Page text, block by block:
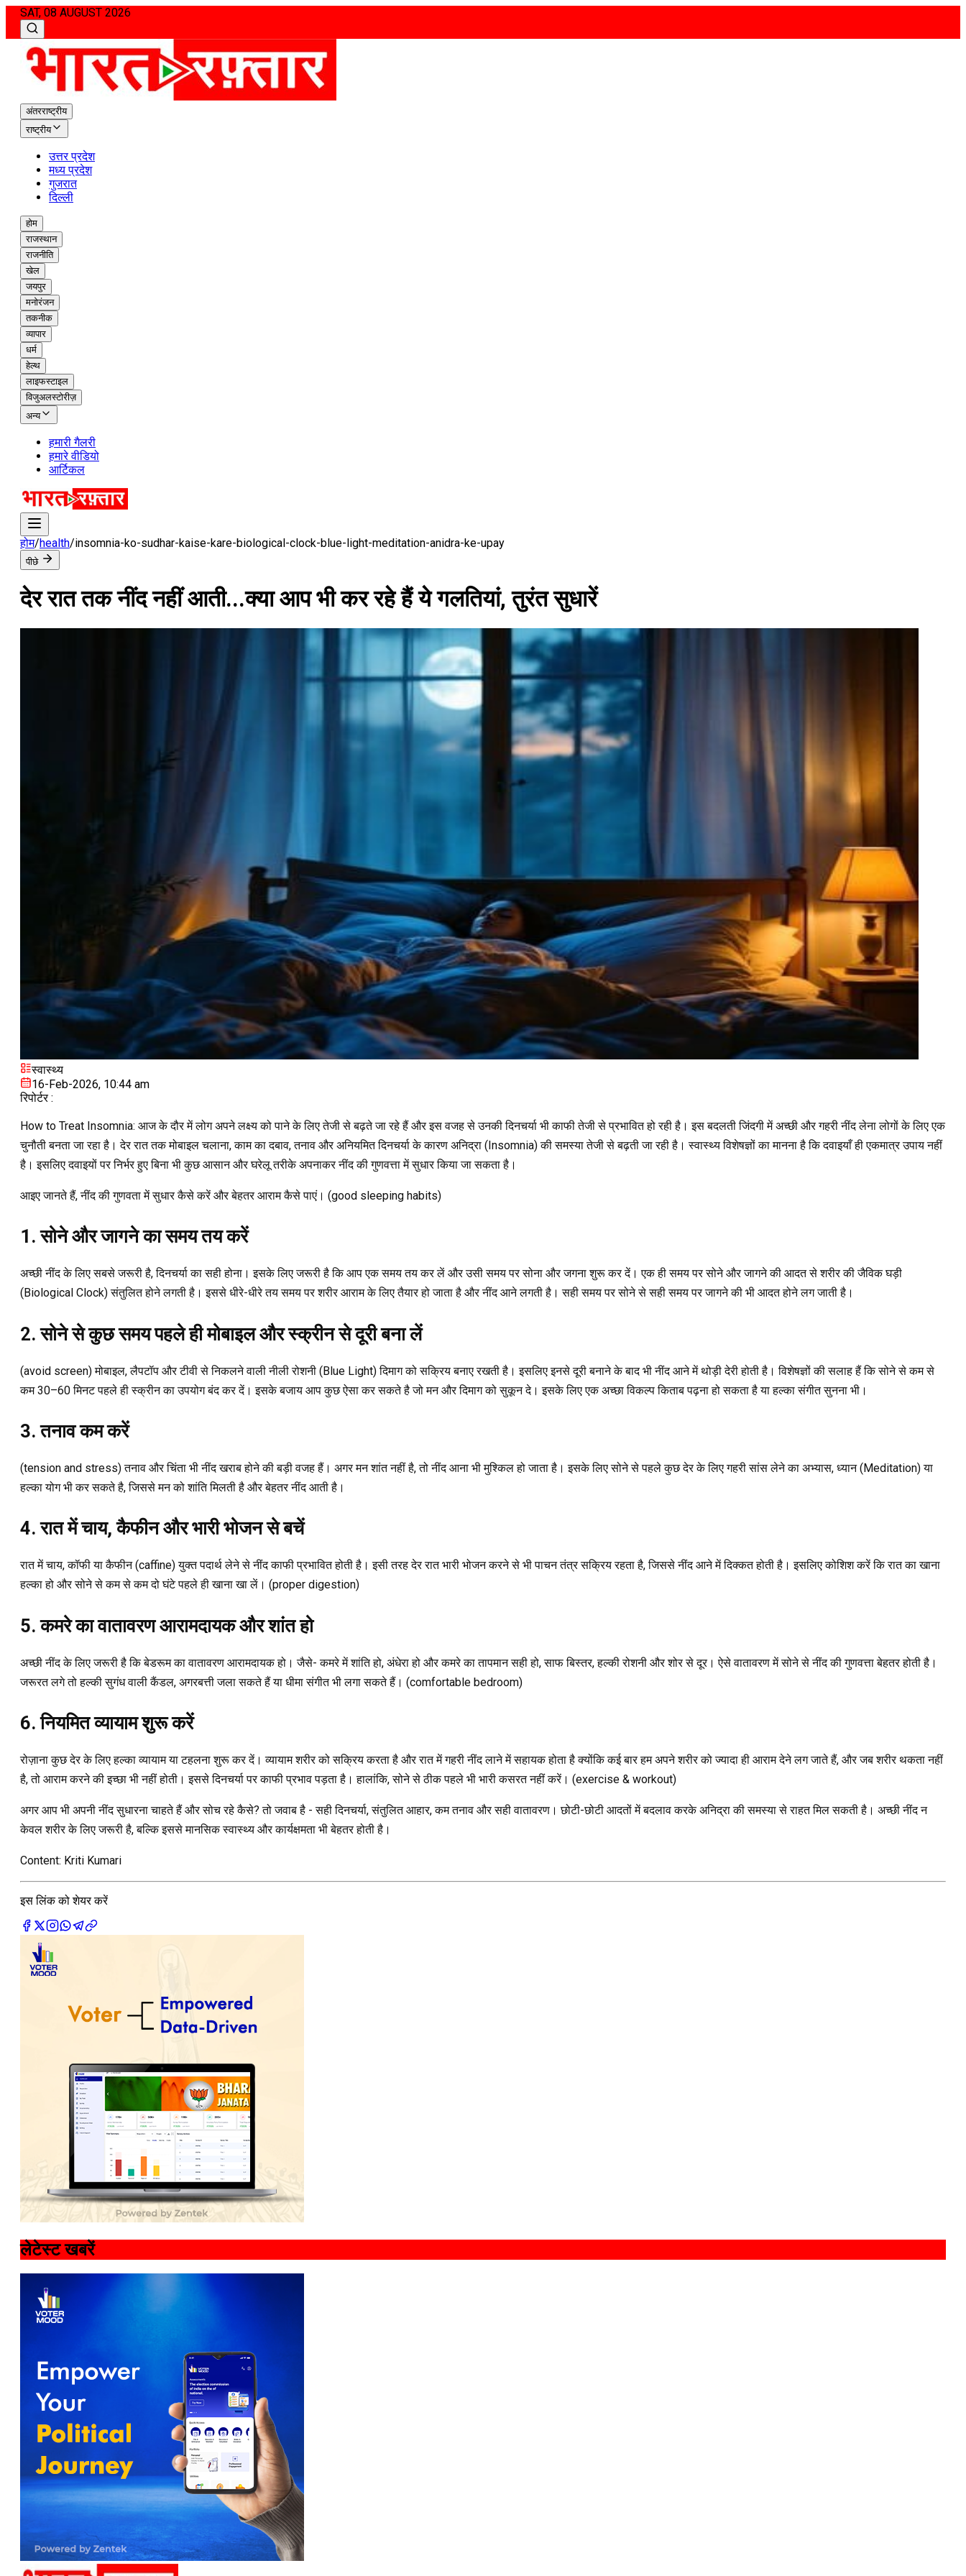
SAT, 08 AUGUST 2026
अंतरराष्ट्रीय
राष्ट्रीय
उत्तर प्रदेश
मध्य प्रदेश
गुजरात
दिल्ली
होम
राजस्थान
राजनीति
खेल
जयपुर
मनोरंजन
तकनीक
व्यापार
धर्म
हेल्थ
लाइफस्टाइल
विजुअलस्टोरीज़
अन्य
हमारी गैलरी
हमारे वीडियो
आर्टिकल
होम/health/insomnia-ko-sudhar-kaise-kare-biological-clock-blue-light-meditation-anidra-ke-upay
पीछे
देर रात तक नींद नहीं आती...क्या आप भी कर रहे हैं ये गलतियां, तुरंत सुधारें
स्वास्थ्य
16-Feb-2026, 10:44 am
रिपोर्टर :
How to Treat Insomnia: आज के दौर में लोग अपने लक्ष्य को पाने के लिए तेजी से बढ़ते जा रहे हैं और इस वजह से उनकी दिनचर्या भी काफी तेजी से प्रभावित हो रही है। इस बदलती जिंदगी में अच्छी और गहरी नींद लेना लोगों के लिए एक
चुनौती बनता जा रहा है। देर रात तक मोबाइल चलाना, काम का दबाव, तनाव और अनियमित दिनचर्या के कारण अनिद्रा (Insomnia) की समस्या तेजी से बढ़ती जा रही है। स्वास्थ्य विशेषज्ञों का मानना है कि दवाइयाँ ही एकमात्र उपाय नहीं
है। इसलिए दवाइयों पर निर्भर हुए बिना भी कुछ आसान और घरेलू तरीके अपनाकर नींद की गुणवत्ता में सुधार किया जा सकता है।
आइए जानते हैं, नींद की गुणवता में सुधार कैसे करें और बेहतर आराम कैसे पाएं। (good sleeping habits)
1. सोने और जागने का समय तय करें
अच्छी नींद के लिए सबसे जरूरी है, दिनचर्या का सही होना। इसके लिए जरूरी है कि आप एक समय तय कर लें और उसी समय पर सोना और जगना शुरू कर दें। एक ही समय पर सोने और जागने की आदत से शरीर की जैविक घड़ी
(Biological Clock) संतुलित होने लगती है। इससे धीरे-धीरे तय समय पर शरीर आराम के लिए तैयार हो जाता है और नींद आने लगती है। सही समय पर सोने से सही समय पर जागने की भी आदत होने लग जाती है।
2. सोने से कुछ समय पहले ही मोबाइल और स्क्रीन से दूरी बना लें
(avoid screen) मोबाइल, लैपटॉप और टीवी से निकलने वाली नीली रोशनी (Blue Light) दिमाग को सक्रिय बनाए रखती है। इसलिए इनसे दूरी बनाने के बाद भी नींद आने में थोड़ी देरी होती है। विशेषज्ञों की सलाह हैं कि सोने से कम से
कम 30–60 मिनट पहले ही स्क्रीन का उपयोग बंद कर दें। इसके बजाय आप कुछ ऐसा कर सकते है जो मन और दिमाग को सुकून दे। इसके लिए एक अच्छा विकल्प किताब पढ़ना हो सकता है या हल्का संगीत सुनना भी।
3. तनाव कम करें
(tension and stress) तनाव और चिंता भी नींद खराब होने की बड़ी वजह हैं। अगर मन शांत नहीं है, तो नींद आना भी मुश्किल हो जाता है। इसके लिए सोने से पहले कुछ देर के लिए गहरी सांस लेने का अभ्यास, ध्यान (Meditation) या
हल्का योग भी कर सकते है, जिससे मन को शांति मिलती है और बेहतर नींद आती है।
4. रात में चाय, कैफीन और भारी भोजन से बचें
रात में चाय, कॉफी या कैफीन (caffine) युक्त पदार्थ लेने से नींद काफी प्रभावित होती है। इसी तरह देर रात भारी भोजन करने से भी पाचन तंत्र सक्रिय रहता है, जिससे नींद आने में दिक्कत होती है। इसलिए कोशिश करें कि रात का खाना
हल्का हो और सोने से कम से कम दो घंटे पहले ही खाना खा लें। (proper digestion)
5. कमरे का वातावरण आरामदायक और शांत हो
अच्छी नींद के लिए जरूरी है कि बेडरूम का वातावरण आरामदायक हो। जैसे- कमरे में शांति हो, अंधेरा हो और कमरे का तापमान सही हो, साफ बिस्तर, हल्की रोशनी और शोर से दूर। ऐसे वातावरण में सोने से नींद की गुणवत्ता बेहतर होती है।
जरूरत लगे तो हल्की सुगंध वाली कैंडल, अगरबत्ती जला सकते हैं या धीमा संगीत भी लगा सकते हैं। (comfortable bedroom)
6. नियमित व्यायाम शुरू करें
रोज़ाना कुछ देर के लिए हल्का व्यायाम या टहलना शुरू कर दें। व्यायाम शरीर को सक्रिय करता है और रात में गहरी नींद लाने में सहायक होता है क्योंकि कई बार हम अपने शरीर को ज्यादा ही आराम देने लग जाते हैं, और जब शरीर थकता नहीं
है, तो आराम करने की इच्छा भी नहीं होती। इससे दिनचर्या पर काफी प्रभाव पड़ता है। हालांकि, सोने से ठीक पहले भी भारी कसरत नहीं करें। (exercise & workout)
अगर आप भी अपनी नींद सुधारना चाहते हैं और सोच रहे कैसे? तो जवाब है - सही दिनचर्या, संतुलित आहार, कम तनाव और सही वातावरण। छोटी-छोटी आदतों में बदलाव करके अनिद्रा की समस्या से राहत मिल सकती है। अच्छी नींद न
केवल शरीर के लिए जरूरी है, बल्कि इससे मानसिक स्वास्थ्य और कार्यक्षमता भी बेहतर होती है।
Content: Kriti Kumari
इस लिंक को शेयर करें
लेटेस्ट खबरें